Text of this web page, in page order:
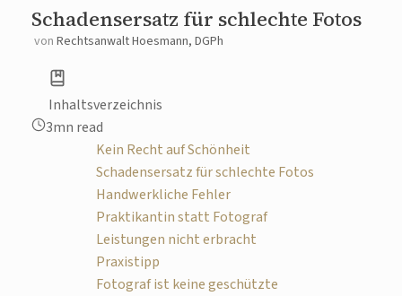
Schadensersatz für schlechte Fotos
von Rechtsanwalt Hoesmann, DGPh
Inhaltsverzeichnis
3mn read
Kein Recht auf Schönheit
Schadensersatz für schlechte Fotos
Handwerkliche Fehler
Praktikantin statt Fotograf
Leistungen nicht erbracht
Praxistipp
Fotograf ist keine geschützte